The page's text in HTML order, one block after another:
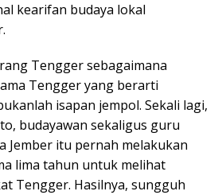
kearifan budaya lokal
Tengger sebagaimana
Tengger yang berarti
isapan jempol. Sekali lagi,
budayawan sekaligus guru
Jember itu pernah melakukan
lima tahun untuk melihat
Tengger. Hasilnya, sungguh